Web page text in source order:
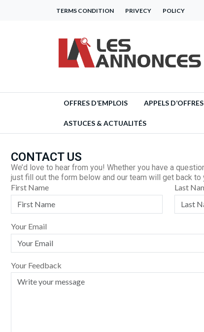
TERMS CONDITION PRIVECY POLICY
OFFRES D’EMPLOIS APPELS D’OFFRES
ASTUCES & ACTUALITÉS
CONTACT US
We’d love to hear from you! Whether you have a
just fill out the form below and our team will get back to
First Name
Last
Your Email
Your Feedback